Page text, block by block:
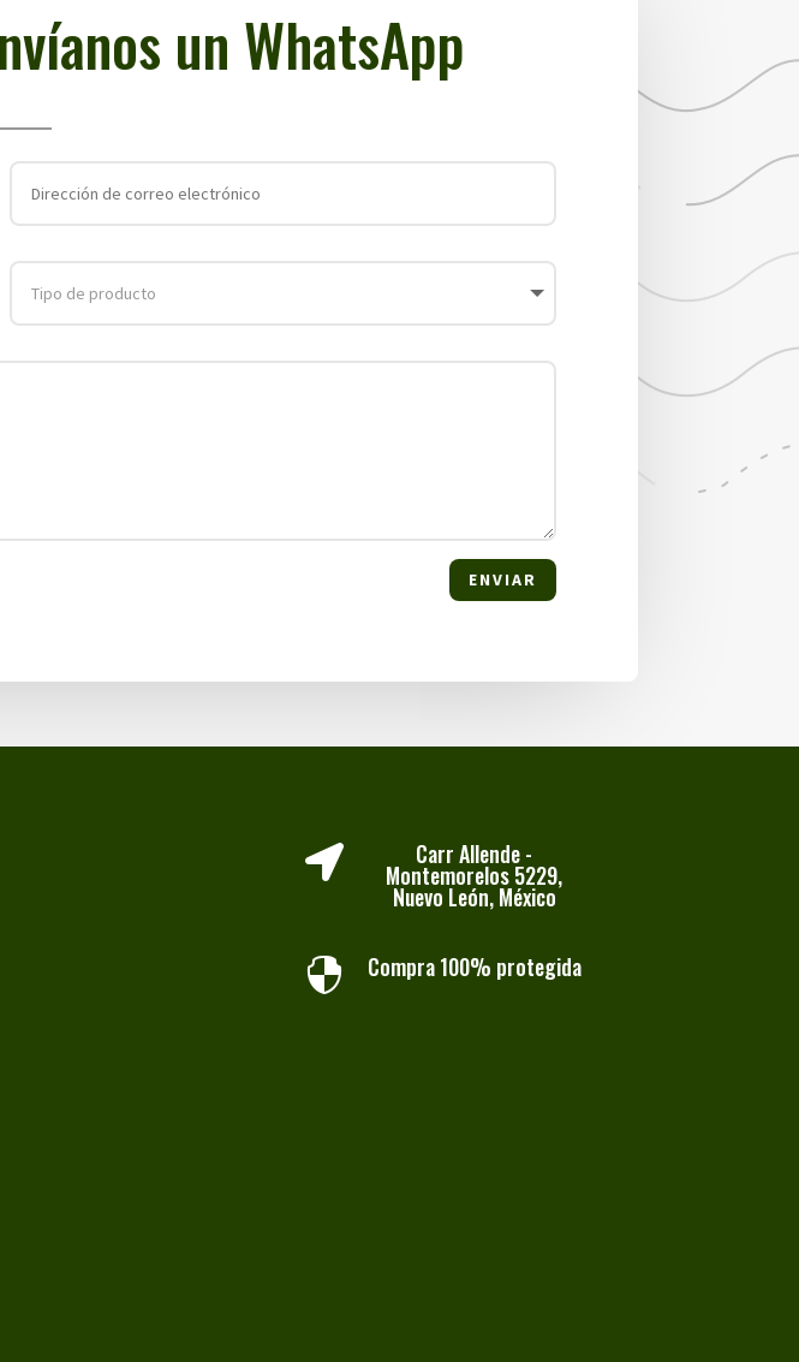
un WhatsApp
ENVIAR
 Carr Allende -
Montemorelos 5229,
Nuevo León, México
 Compra 100% protegida